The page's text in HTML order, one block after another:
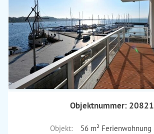
Objektnummer: 20821
Objekt:
56 m² Ferienwohnung